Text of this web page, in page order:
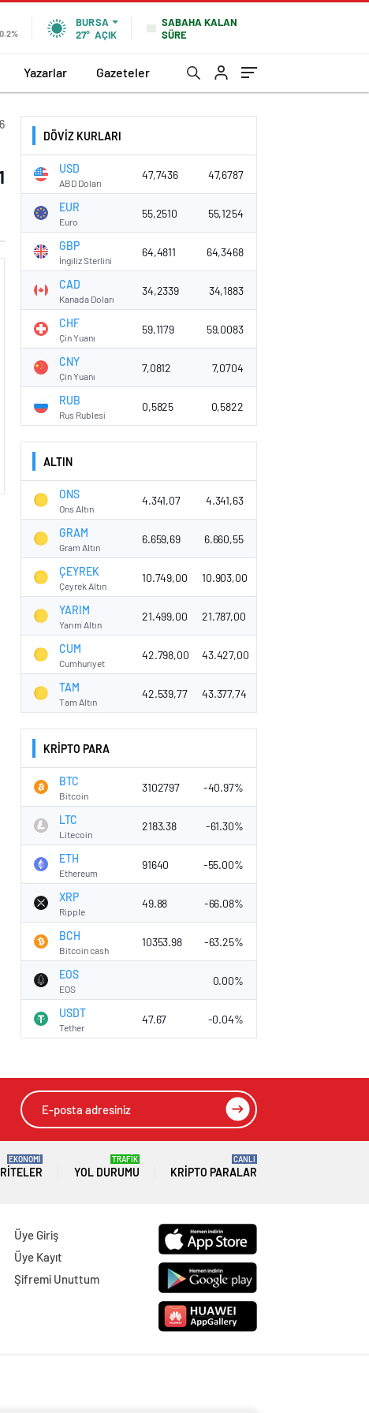
0.2%
BURSA
27° AÇIK
SABAHA KALAN
SÜRE
Yazarlar Gazeteler
DÖVİZ KURLARI
USD
ABD Doları
47,7436 47,6787
EUR
Euro
55,2510 55,1254
GBP
İngiliz Sterlini
64,4811 64,3468
CAD
Kanada Doları
34,2339 34,1883
CHF
Çin Yuanı
59,1179 59,0083
CNY
Çin Yuanı
7,0812 7,0704
RUB
Rus Rublesi
0,5825 0,5822
ALTIN
ONS
Ons Altın
4.341,07 4.341,63
GRAM
Gram Altın
6.659,69 6.660,55
ÇEYREK
Çeyrek Altın
10.749,00 10.903,00
YARIM
Yarım Altın
21.499,00 21.787,00
CUM
Cumhuriyet
42.798,00 43.427,00
TAM
Tam Altın
42.539,77 43.377,74
KRİPTO PARA
BTC
Bitcoin
3102797 -40.97%
LTC
Litecoin
2183.38 -61.30%
ETH
Ethereum
91640 -55.00%
XRP
Ripple
49.88 -66.08%
BCH
Bitcoin cash
10353.98 -63.25%
EOS
EOS
0.00%
USDT
Tether
47.67 -0.04%
EKONOMİ
YOL DURUMU
TRAFİK
KRIPTO PARALAR
CANLI
Üye Giriş
Üye Kayıt
Şifremi Unuttum